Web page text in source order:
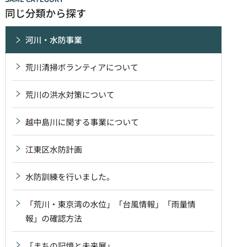
同じ分類から探す
河川・水防事業
荒川清掃ボランティアについて
荒川の洪水対策について
越中島川に関する事業について
江東区水防計画
水防訓練を行いました。
「荒川・東京湾の水位」「台風情報」「雨量情
報」の確認方法